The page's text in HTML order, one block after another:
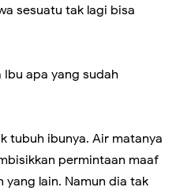
sesuatu tak lagi bisa
apa yang sudah
tubuh ibunya. Air matanya
permintaan maaf
lain. Namun dia tak